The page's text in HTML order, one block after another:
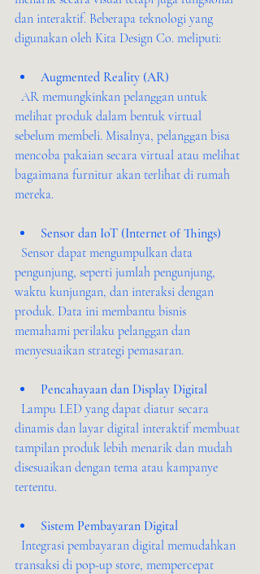
dan interaktif. Beberapa teknologi yang
digunakan oleh Kita Design Co. meliputi:
Augmented Reality (AR)
melihat produk dalam bentuk virtual
sebelum membeli. Misalnya, pelanggan bisa
mencoba pakaian secara virtual atau melihat
bagaimana furnitur akan terlihat di rumah
mereka.
Sensor dan IoT (Internet of Things)
pengunjung, seperti jumlah pengunjung,
waktu kunjungan, dan interaksi dengan
produk. Data ini membantu bisnis
memahami perilaku pelanggan dan
menyesuaikan strategi pemasaran.
Pencahayaan dan Display Digital
dinamis dan layar digital interaktif membuat
tampilan produk lebih menarik dan mudah
disesuaikan dengan tema atau kampanye
tertentu.
Sistem Pembayaran Digital
transaksi di pop-up store, mempercepat